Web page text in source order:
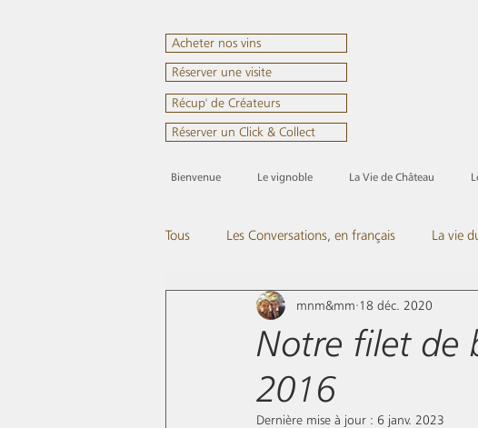
Acheter nos vins
Réserver une visite
Récup' de Créateurs
Réserver un Click & Collect
Bienvenue Le vignoble La Vie de Château
Tous Les Conversations, en français La vie
Passez nous voir Tout en rose
Notre filet de
2016
mnm&mm 18 déc. 2020
Dernière mise à jour : 6 janv. 2023